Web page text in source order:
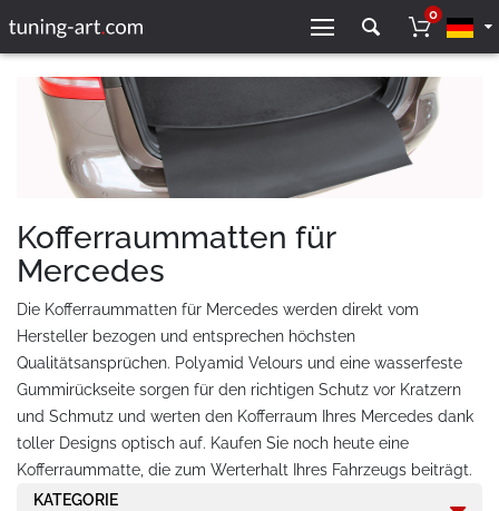
0
Kofferraummatten für
Mercedes
Die Kofferraummatten für Mercedes werden direkt vom
Hersteller bezogen und entsprechen höchsten
Qualitätsansprüchen. Polyamid Velours und eine wasserfeste
Gummirückseite sorgen für den richtigen Schutz vor Kratzern
und Schmutz und werten den Kofferraum Ihres Mercedes dank
toller Designs optisch auf. Kaufen Sie noch heute eine
Kofferraummatte, die zum Werterhalt Ihres Fahrzeugs beiträgt.
KATEGORIE